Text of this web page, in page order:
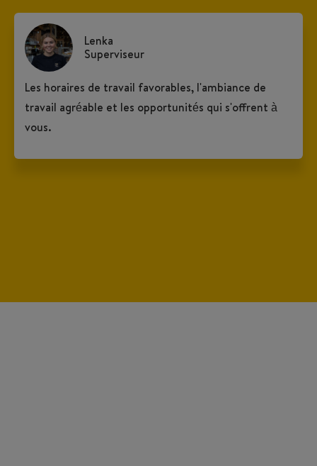
Lenka
Superviseur
Les horaires de travail favorables, l'ambiance de
travail agréable et les opportunités qui s'offrent à
vous.